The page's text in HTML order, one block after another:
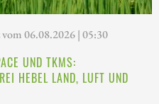
06.08.2026 | 05:30
UND TKMS:
HEBEL LAND, LUFT UND